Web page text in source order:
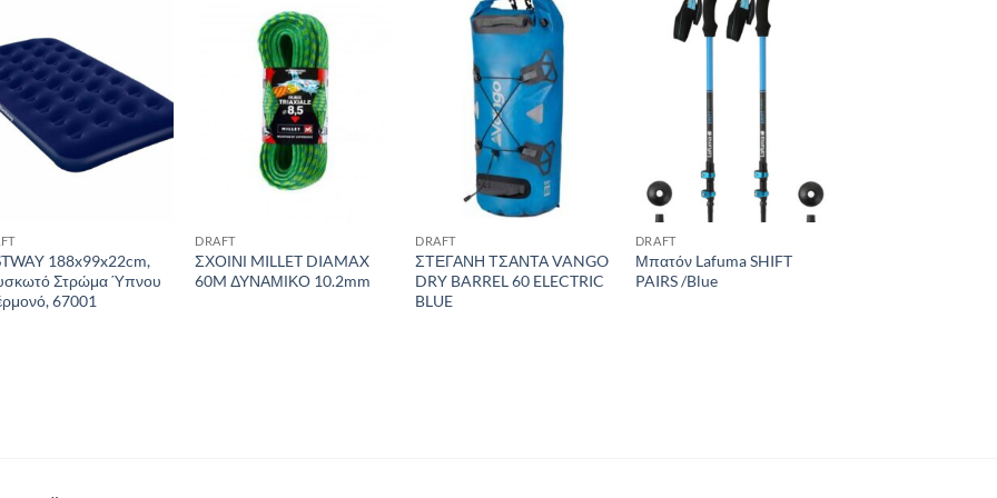
188x99x22cm,
Στρώμα Ύπνου
67001
DRAFT
ΣΧΟΙΝΙ MILLET DIAMAX
60M ΔΥΝΑΜΙΚΟ 10.2mm
Add to
wishlist
DRAFT
ΣΤΕΓΑΝΗ ΤΣΑΝΤΑ VANGO
DRY BARREL 60 ELECTRIC
BLUE
DRAFT
Μπατόν Lafuma SHIFT
PAIRS /Blue